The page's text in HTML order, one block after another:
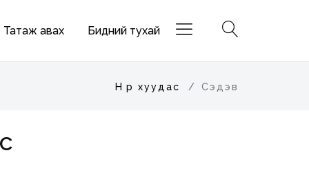
Татаж авах Бидний тухай
Нүүр хуудас Сэдэв